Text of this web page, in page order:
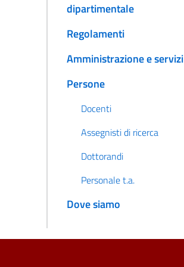
dipartimentale
Regolamenti
Amministrazione e servizi
Persone
Docenti
Assegnisti di ricerca
Dottorandi
Personale t.a.
Dove siamo